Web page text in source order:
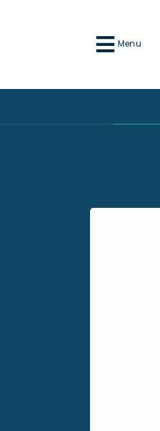
Menu